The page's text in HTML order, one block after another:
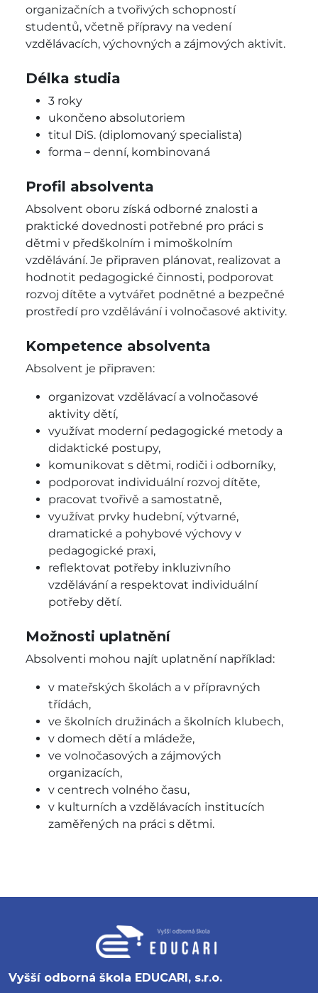
organizačních a tvořivých schopností
studentů, včetně přípravy na vedení
vzdělávacích, výchovných a zájmových aktivit.
Délka studia
3 roky
ukončeno absolutoriem
titul DiS. (diplomovaný specialista)
forma – denní, kombinovaná
Profil absolventa
Absolvent oboru získá odborné znalosti a
praktické dovednosti potřebné pro práci s
dětmi v předškolním i mimoškolním
vzdělávání. Je připraven plánovat, realizovat a
hodnotit pedagogické činnosti, podporovat
rozvoj dítěte a vytvářet podnětné a bezpečné
prostředí pro vzdělávání i volnočasové aktivity.
Kompetence absolventa
Absolvent je připraven:
organizovat vzdělávací a volnočasové
aktivity dětí,
využívat moderní pedagogické metody a
didaktické postupy,
komunikovat s dětmi, rodiči i odborníky,
podporovat individuální rozvoj dítěte,
pracovat tvořivě a samostatně,
využívat prvky hudební, výtvarné,
dramatické a pohybové výchovy v
pedagogické praxi,
reflektovat potřeby inkluzivního
vzdělávání a respektovat individuální
potřeby dětí.
Možnosti uplatnění
Absolventi mohou najít uplatnění například:
v mateřských školách a v přípravných
třídách,
ve školních družinách a školních klubech,
v domech dětí a mládeže,
ve volnočasových a zájmových
organizacích,
v centrech volného času,
v kulturních a vzdělávacích institucích
zaměřených na práci s dětmi.
Vyšší odborná škola EDUCARI, s.r.o.